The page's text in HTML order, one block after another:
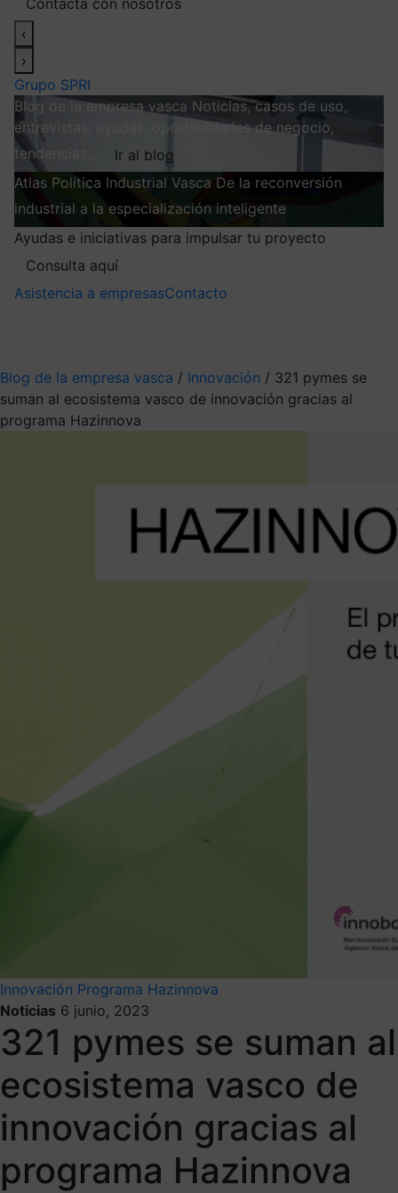
‹
›
Grupo SPRI
Blog de la empresa vasca Noticias, casos de uso,
entrevistas, ayudas, oportunidades de negocio,
tendencias…
Ir al blog
Atlas Política Industrial Vasca De la reconversión
industrial a la especialización inteligente
Ayudas e iniciativas para impulsar tu proyecto
Consulta aquí
Asistencia a empresasContacto
Blog de la empresa vasca / Innovación / 321 pymes se
suman al ecosistema vasco de innovación gracias al
programa Hazinnova
Innovación Programa Hazinnova
Noticias 6 junio, 2023
321 pymes se suman al
ecosistema vasco de
innovación gracias al
programa Hazinnova